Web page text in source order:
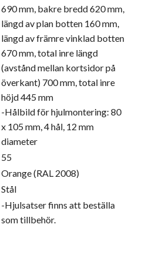
690 mm, bakre bredd 620 mm,
längd av plan botten 160 mm,
längd av främre vinklad botten
670 mm, total inre längd
(avstånd mellan kortsidor på
överkant) 700 mm, total inre
höjd 445 mm
-Hålbild för hjulmontering: 80
x 105 mm, 4 hål, 12 mm
diameter
55
Orange (RAL 2008)
Stål
-Hjulsatser finns att beställa
som tillbehör.